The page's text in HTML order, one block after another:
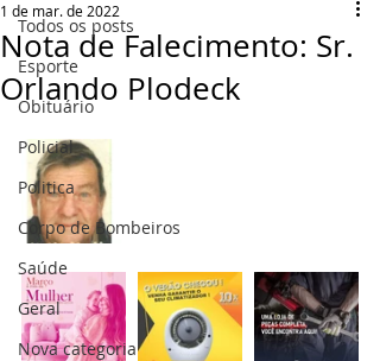
Todos os posts
Esporte
Obituário
Policial
Politica
Corpo de Bombeiros
Saúde
Geral
Nova categoria
Nota de Falecimento: Sr.
Orlando Plodeck
1 de mar. de 2022